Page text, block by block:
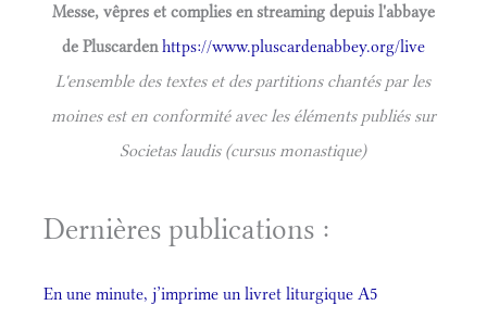
Messe, vêpres et complies en streaming depuis l'abbaye
de Pluscardenhttps://www.pluscardenabbey.org/live
L'ensemble des textes et des partitions chantés par les
moines est en conformité avec les éléments publiés sur
Societas laudis (cursus monastique)
Dernières publications :
En une minute, j’imprime un livret liturgique A5